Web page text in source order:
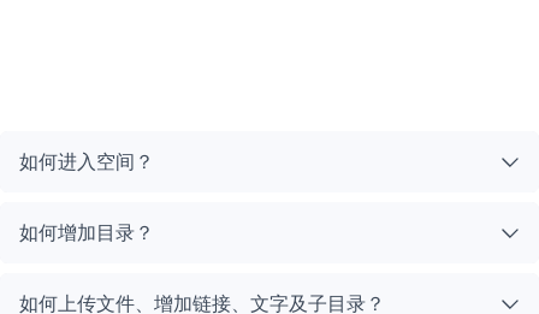
如何进入空间？
如何增加目录？
如何上传文件、增加链接、文字及子目录？